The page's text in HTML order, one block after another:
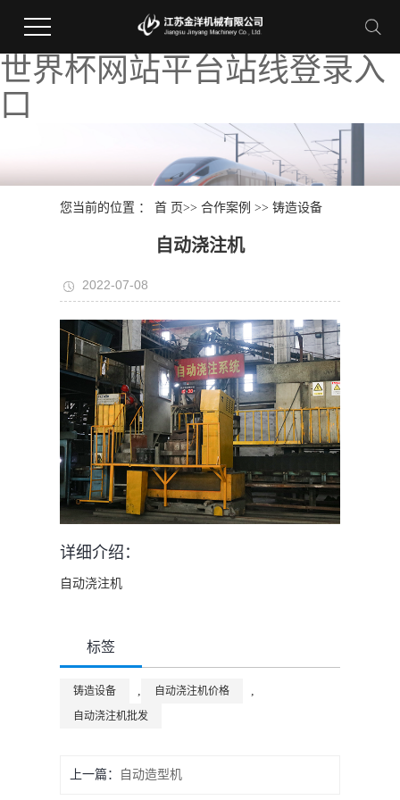
世界杯网站平台站线登录入
口
您当前的位置 ：首 页>>合作案例 >>铸造设备
自动浇注机
2022-07-08
详细介绍：
自动浇注机
标签
铸造设备 自动浇注机价格
自动浇注机批发
上一篇： 自动造型机